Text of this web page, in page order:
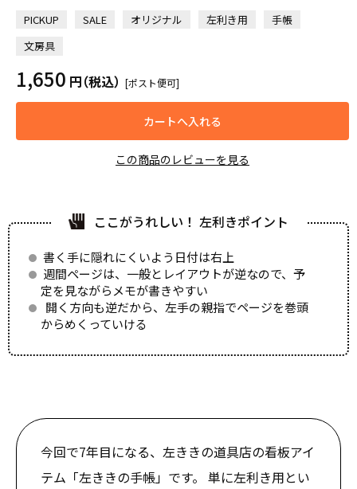
ここがうれしい！ 左利きポイント
書く手に隠れにくいよう日付は右上
週間ページは、一般とレイアウトが逆なので、予
定を見ながらメモが書きやすい
開く方向も逆だから、左手の親指でページを巻頭
からめくっていける
今回で7年目になる、左ききの道具店の看板アイ
テム「左ききの手帳」です。 単に左利き用とい
PICKUP SALE オリジナル 左利き用
手帳
文房具
1,650 円（税込）[ポスト便可]
カートへ入れる
この商品のレビューを見る